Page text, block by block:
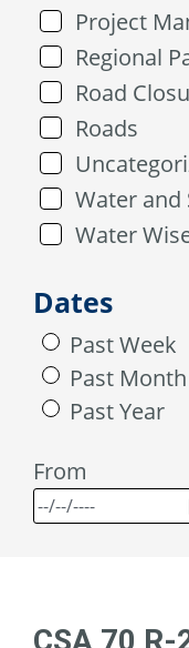
Project
Regional
Road
Roads
Water and
Water
Dates
Past Week
Past Month
Past Year
From